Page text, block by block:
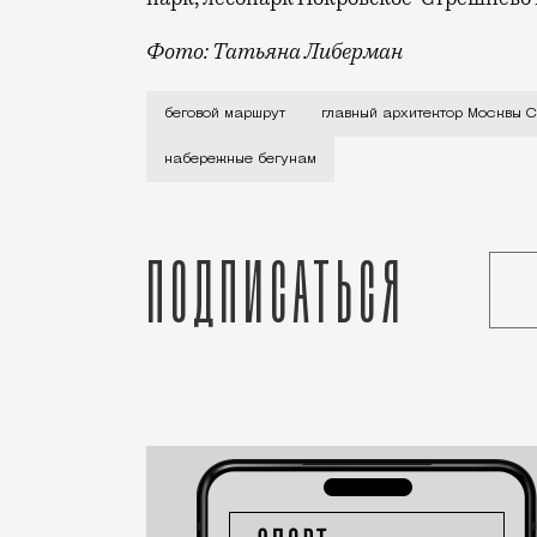
Фото: Татьяна Либерман
Главный архитектор Москвы Сергей
беговой маршрут главный архитектор Москвы
набережные бегунам
Подписаться